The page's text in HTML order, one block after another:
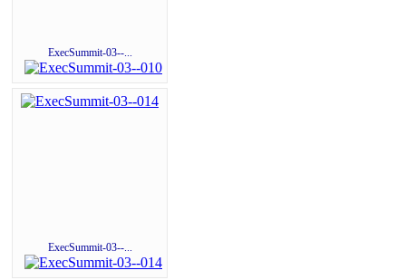
ExecSummit-03--...
ExecSummit-03--...